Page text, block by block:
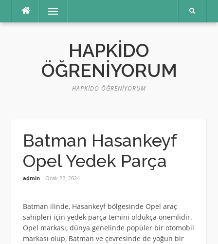
Menü
HAPKIDO
ÖĞRENIYORUM
HAPKIDO ÖĞRENIYORUM
Batman Hasankeyf
Opel Yedek Parça
admin Ocak 22, 2024
Batman ilinde, Hasankeyf bölgesinde Opel araç
sahipleri için yedek parça temini oldukça önemlidir.
Opel markası, dünya genelinde popüler bir otomobil
markası olup, Batman ve çevresinde de yoğun bir